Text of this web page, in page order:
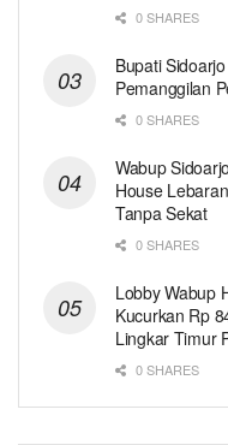
0 SHARES
Bupati
Pemanggilan
0 SHARES
Wabup
House
Tanpa Sekat
0 SHARES
Lobby Wabup
Kucurkan Rp
Lingkar Timur
0 SHARES